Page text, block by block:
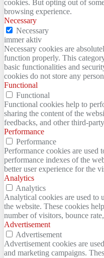
cookies. But opting out of
browsing experience.
Necessary
Necessary
immer aktiv
Necessary cookies are
function properly. This
basic functionalities and
cookies do not store any
Functional
Functional
Functional cookies help to
sharing the content of the
feedbacks, and other third-
Performance
Performance
Performance cookies are used
performance indexes of the
better user experience for the
Analytics
Analytics
Analytical cookies are used to
the website. These cookies
number of visitors, bounce
Advertisement
Advertisement
Advertisement cookies are
and marketing campaigns.